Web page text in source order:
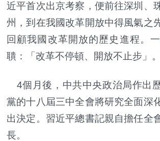
近平首次出京考察，便前往深圳、
州，到在我國改革開放中得風氣之
回顧我國改革開放的歷史進程。
聵：「改革不停頓、開放不止步」。
4個月後，中共中央政治局作出
黨的十八屆三中全會將研究全面深
出決定。習近平總書記親自擔任全
長。